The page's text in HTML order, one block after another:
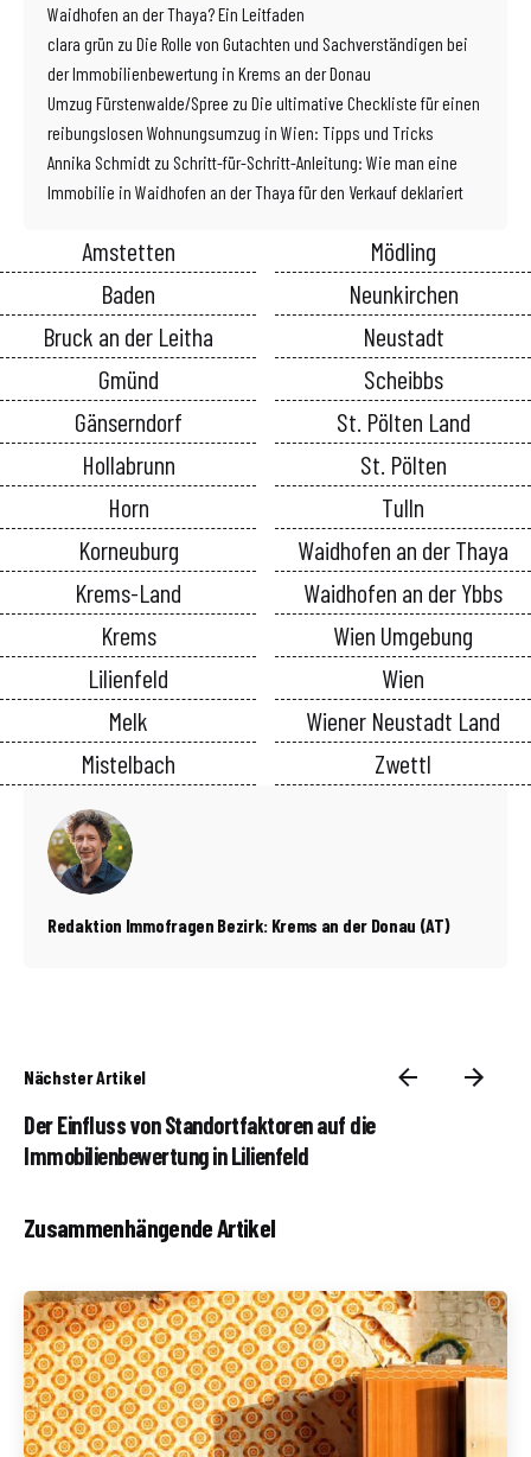
Waidhofen an der Thaya? Ein Leitfaden
clara grün zu Die Rolle von Gutachten und Sachverständigen bei
der Immobilienbewertung in Krems an der Donau
Umzug Fürstenwalde/Spree zu Die ultimative Checkliste für einen
reibungslosen Wohnungsumzug in Wien: Tipps und Tricks
Annika Schmidt zu Schritt-für-Schritt-Anleitung: Wie man eine
Immobilie in Waidhofen an der Thaya für den Verkauf deklariert
Amstetten
Baden
Bruck an der Leitha
Gmünd
Gänserndorf
Hollabrunn
Horn
Korneuburg
Krems-Land
Krems
Lilienfeld
Melk
Mistelbach
Mödling
Neunkirchen
Neustadt
Scheibbs
St. Pölten Land
St. Pölten
Tulln
Waidhofen an der Thaya
Waidhofen an der Ybbs
Wien Umgebung
Wien
Wiener Neustadt Land
Zwettl
Redaktion Immofragen Bezirk: Krems an der Donau (AT)
Nächster Artikel
Der Einfluss von Standortfaktoren auf die
Immobilienbewertung in Lilienfeld
Zusammenhängende Artikel